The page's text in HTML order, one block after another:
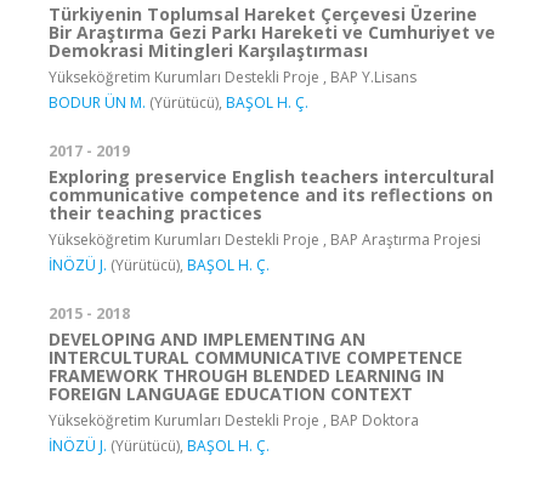
Türkiyenin Toplumsal Hareket Çerçevesi Üzerine
Bir Araştırma Gezi Parkı Hareketi ve Cumhuriyet ve
Demokrasi Mitingleri Karşılaştırması
Yükseköğretim Kurumları Destekli Proje , BAP Y.Lisans
BODUR ÜN M. (Yürütücü), BAŞOL H. Ç.
2017 - 2019
Exploring preservice English teachers intercultural
communicative competence and its reflections on
their teaching practices
Yükseköğretim Kurumları Destekli Proje , BAP Araştırma Projesi
İNÖZÜ J. (Yürütücü), BAŞOL H. Ç.
2015 - 2018
DEVELOPING AND IMPLEMENTING AN
INTERCULTURAL COMMUNICATIVE COMPETENCE
FRAMEWORK THROUGH BLENDED LEARNING IN
FOREIGN LANGUAGE EDUCATION CONTEXT
Yükseköğretim Kurumları Destekli Proje , BAP Doktora
İNÖZÜ J. (Yürütücü), BAŞOL H. Ç.